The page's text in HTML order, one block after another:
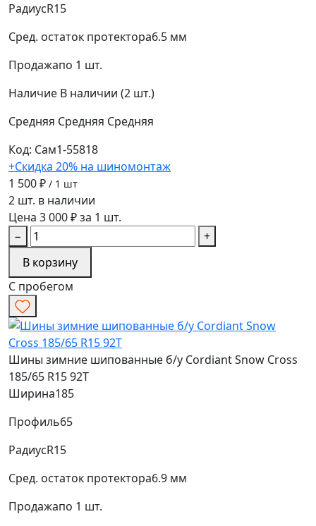
РадиусR15
Сред. остаток протектора6.5 мм
Продажапо 1 шт.
Наличие В наличии (2 шт.)
Средняя Средняя Средняя
Код: Сам1-55818
+Скидка 20% на шиномонтаж
1 500 ₽ / 1 шт
2 шт. в наличии
Цена 3 000 ₽ за 1 шт.
−
+
В корзину
С пробегом
Шины зимние шипованные б/у Cordiant Snow Cross
185/65 R15 92T
Ширина185
Профиль65
РадиусR15
Сред. остаток протектора6.9 мм
Продажапо 1 шт.